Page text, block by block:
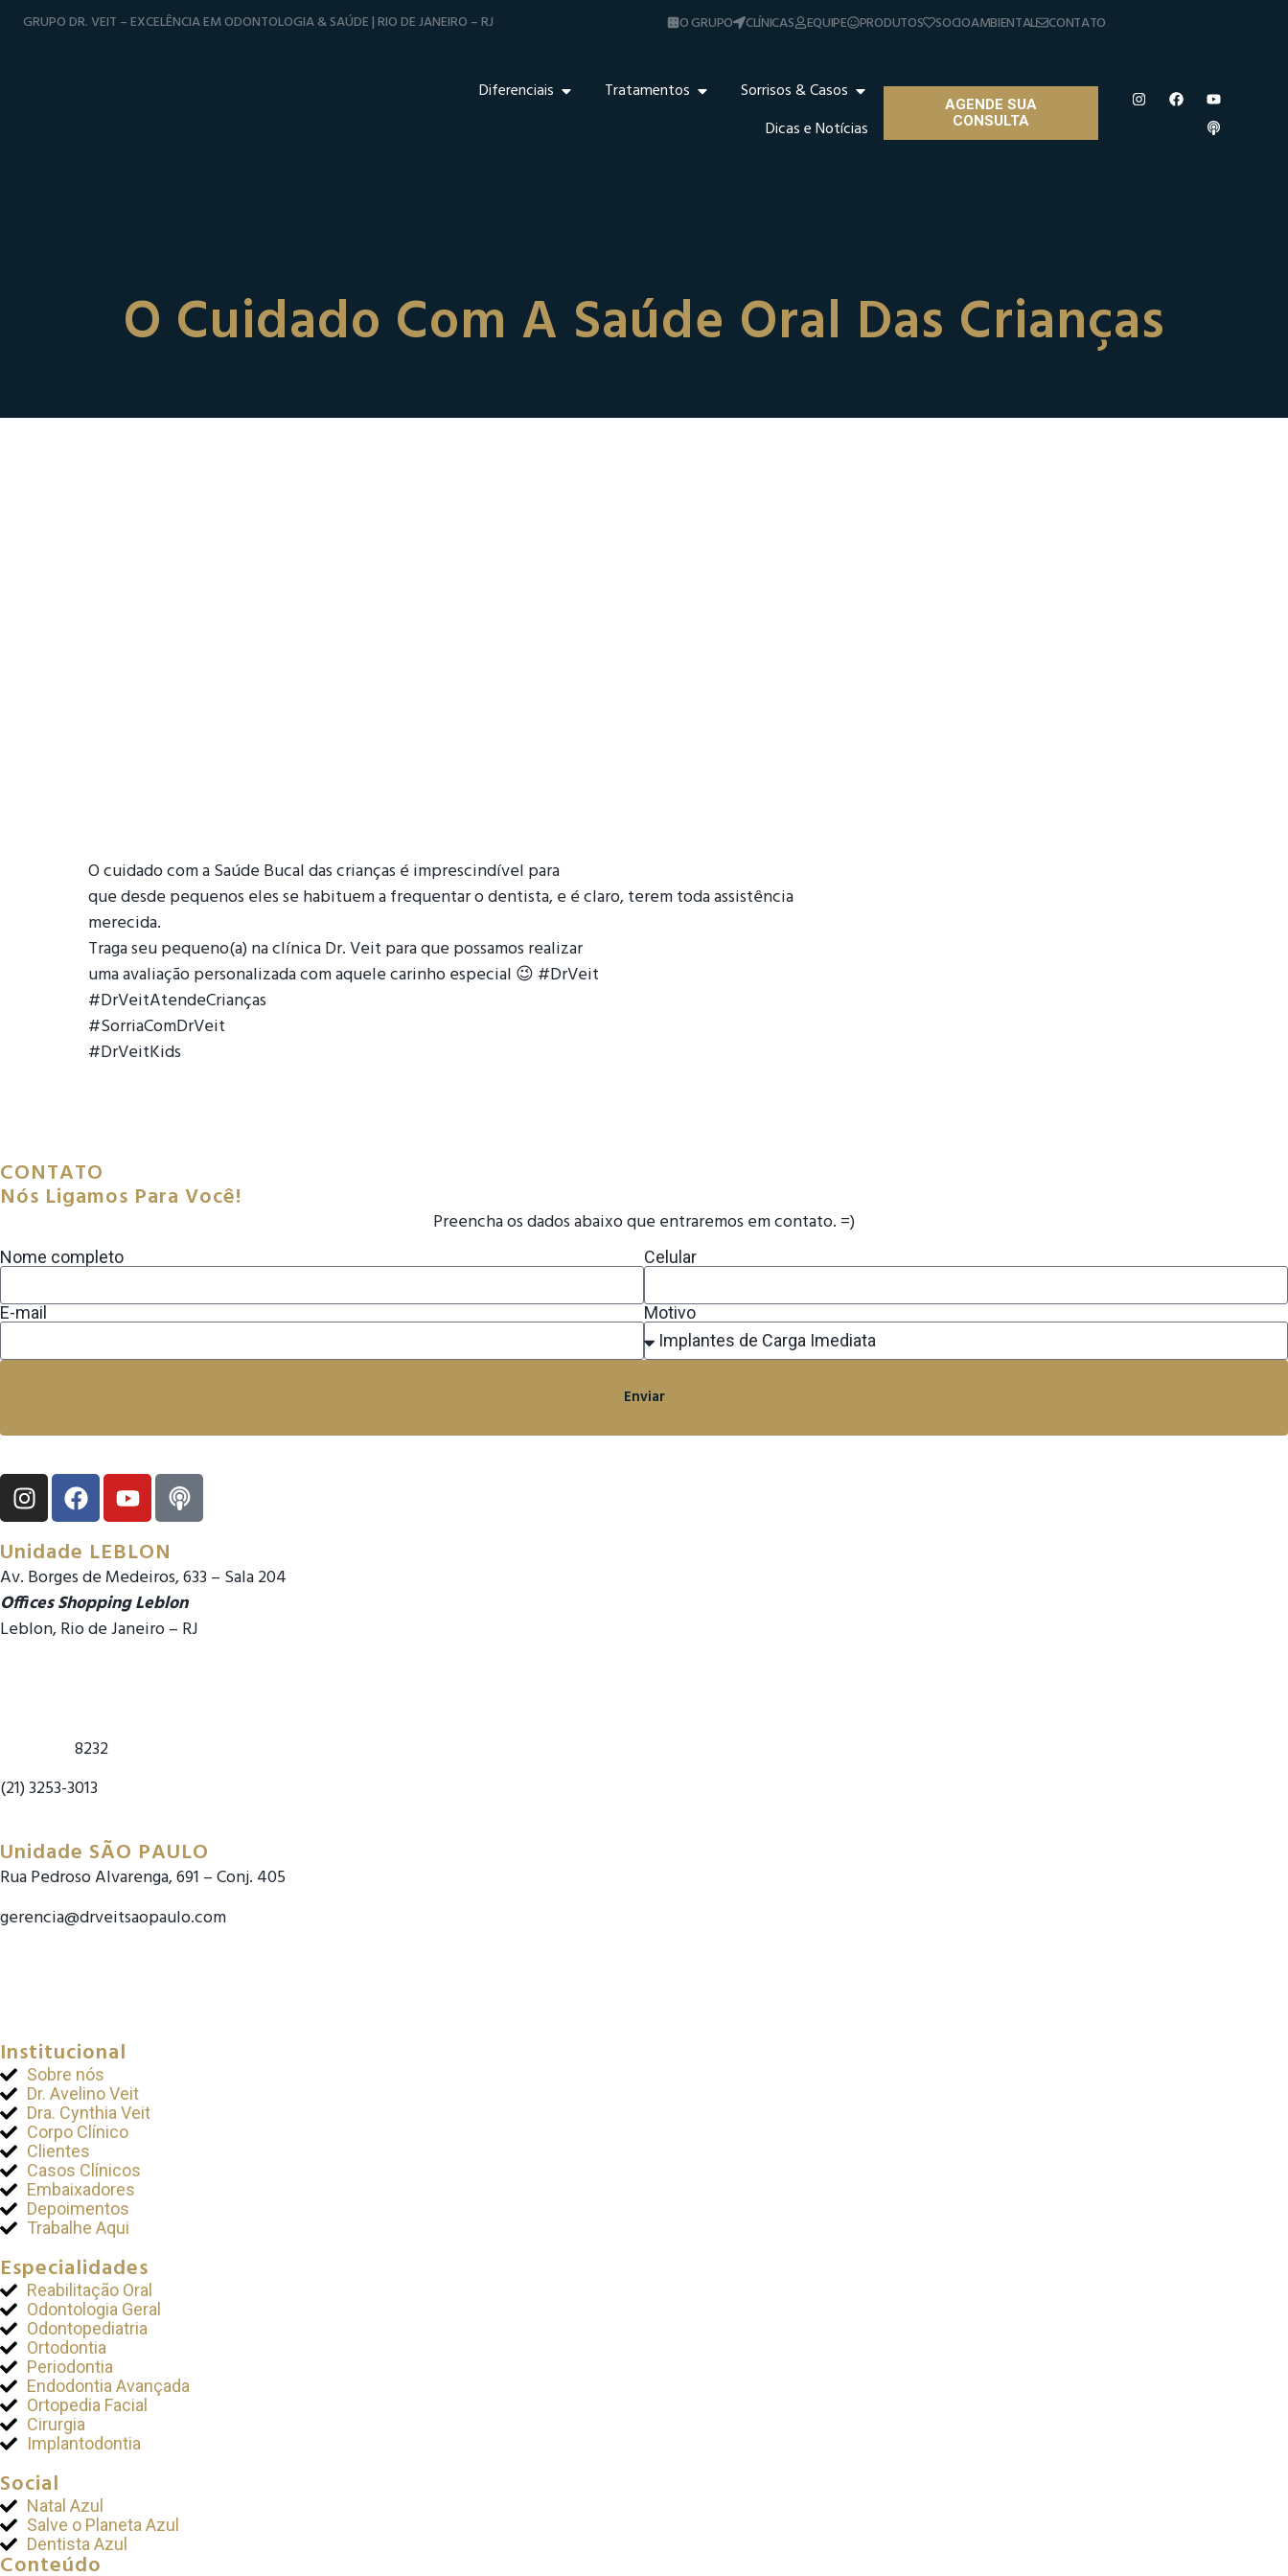
GRUPO DR. VEIT – EXCELÊNCIA EM ODONTOLOGIA & SAÚDE | RIO DE JANEIRO – RJ O GRUPO CLÍNICAS EQUIPE PRODUTOS SOCIOAMBIENTAL CONTATO
Diferenciais Tratamentos
Sorrisos & Casos
Dicas e Notícias
AGENDE SUA
CONSULTA
O Cuidado Com A Saúde Oral Das Crianças
O cuidado com a Saúde Bucal das crianças é imprescindível para
que desde pequenos eles se habituem a frequentar o dentista, e é claro, terem toda assistência
merecida.
Traga seu pequeno(a) na clínica Dr. Veit para que possamos realizar
uma avaliação personalizada com aquele carinho especial 😉 #DrVeit
#DrVeitAtendeCrianças
#SorriaComDrVeit
#DrVeitKids
CONTATO
Nós Ligamos Para Você!
Preencha os dados abaixo que entraremos em contato. =)
Nome completo Celular
E-mail Motivo
Enviar
Unidade LEBLON
Av. Borges de Medeiros, 633 – Sala 204
Offices Shopping Leblon
Leblon, Rio de Janeiro – RJ
8232
(21) 3253-3013
Unidade SÃO PAULO
Rua Pedroso Alvarenga, 691 – Conj. 405
gerencia@drveitsaopaulo.com
Institucional
Sobre nós
Dr. Avelino Veit
Dra. Cynthia Veit
Corpo Clínico
Clientes
Casos Clínicos
Embaixadores
Depoimentos
Trabalhe Aqui
Especialidades
Reabilitação Oral
Odontologia Geral
Odontopediatria
Ortodontia
Periodontia
Endodontia Avançada
Ortopedia Facial
Cirurgia
Implantodontia
Social
Natal Azul
Salve o Planeta Azul
Dentista Azul
Conteúdo